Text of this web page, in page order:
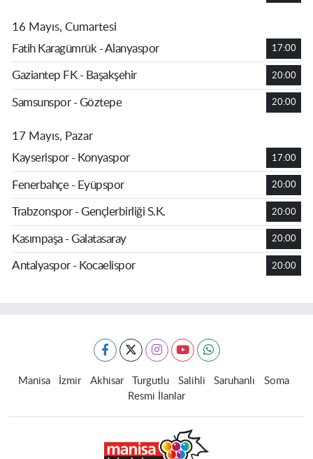
16 Mayıs, Cumartesi
Fatih Karagümrük - Alanyaspor
17:00
Gaziantep FK - Başakşehir 20:00
Samsunspor - Göztepe 20:00
17 Mayıs, Pazar
Kayserispor - Konyaspor
17:00
Fenerbahçe - Eyüpspor 20:00
Trabzonspor - Gençlerbirliği S.K. 20:00
Kasımpaşa - Galatasaray 20:00
Antalyaspor - Kocaelispor 20:00
Manisa İzmir Akhisar Turgutlu Salihli Saruhanlı
Soma
Resmi İlanlar